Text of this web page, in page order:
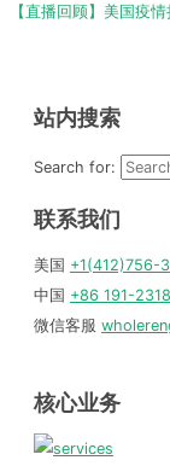
【直播回顾】美国疫
站内搜索
Search for:
联系我们
美国 +1(412)756-
中国 +86 191-
微信客服
核心业务